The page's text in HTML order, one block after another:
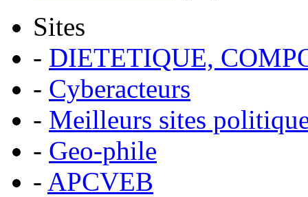
Sites
- DIETETIQUE,
- Cyberacteurs
- Meilleurs sites
- Geo-phile
- APCVEB